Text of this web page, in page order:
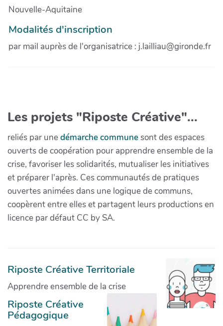
Nouvelle-Aquitaine
Modalités d'inscription
par mail auprès de l'organisatrice : j.lailliau@gironde.fr
Les projets "Riposte Créative"...
reliés par unedémarche communesont des espaces
ouverts de coopération pour apprendre ensemble de la
crise, favoriser les solidarités, mutualiser les initiatives
et préparer l'après. Ces communautés de pratiques
ouvertes animées dans une logique de communs,
coopèrent entre elles et partagent leurs productions en
licence par défaut CC by SA.
Riposte Créative Territoriale
Apprendre ensemble de la crise
Riposte Créative
Pédagogique